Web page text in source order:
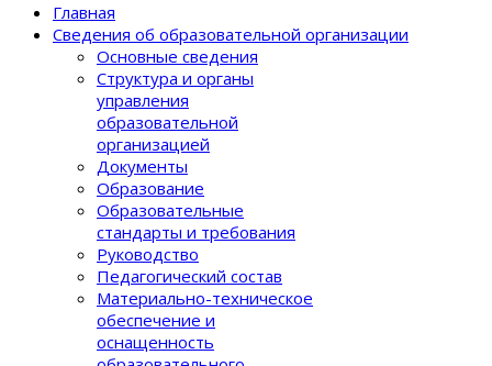
Главная
Сведения об образовательной организации
Основные сведения
Структура и органы
управления
образовательной
организацией
Документы
Образование
Образовательные
стандарты и требования
Руководство
Педагогический состав
Материально-техническое
обеспечение и
оснащенность